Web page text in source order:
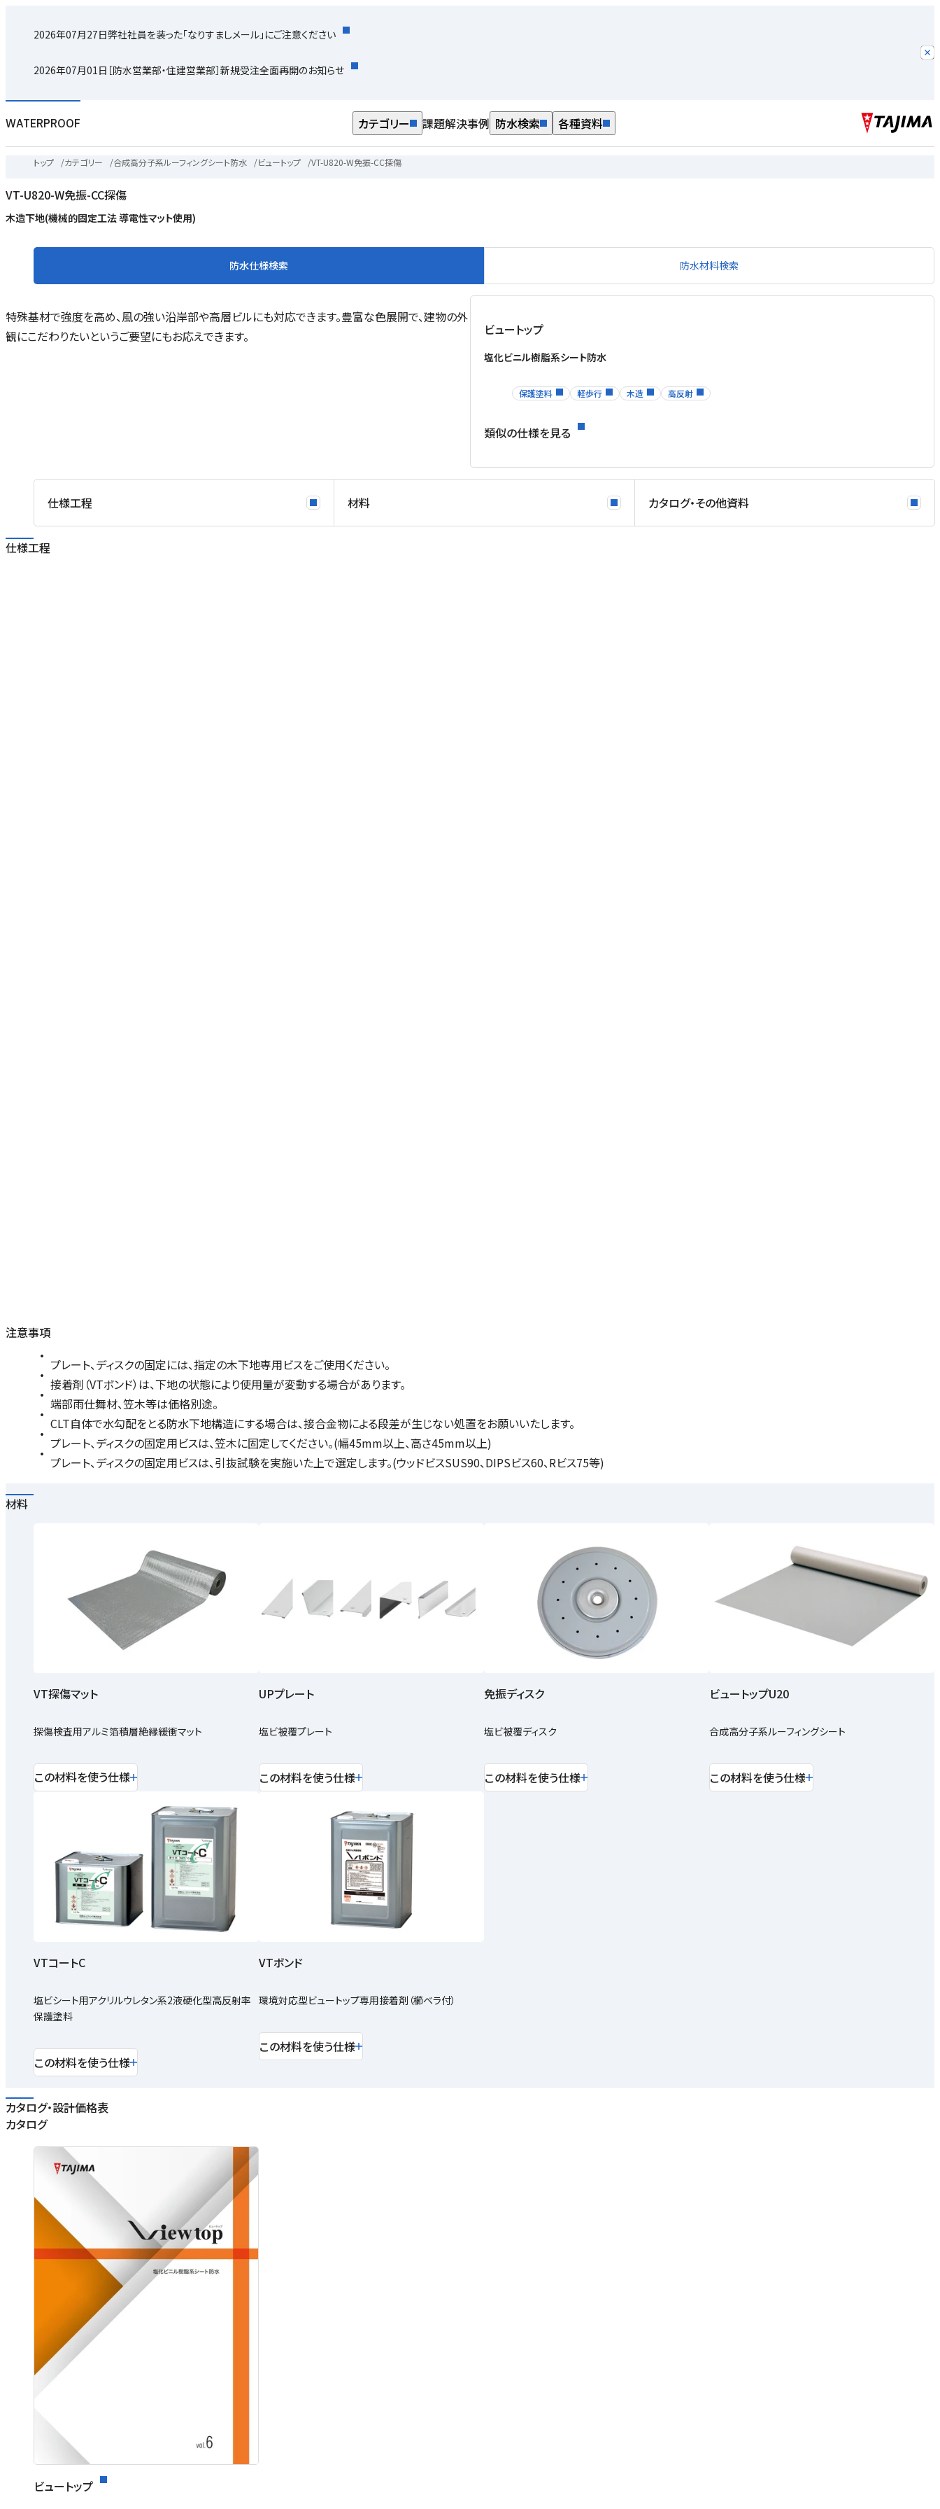
2026年07月27日弊社社員を装った「なりすましメール」にご注意ください
2026年07月01日 ［防水営業部・住建営業部］新規受注全面再開のお知らせ
WATERPROOF カテゴリー 課題解決事例 防水検索 各種資料
トップ /カテゴリー /合成高分子系ルーフィングシート防水 /ビュートップ /VT-U820-W免振-CC探傷
VT-U820-W免振-CC探傷
木造下地(機械的固定工法 導電性マット使用)
防水仕様検索 防水材料検索
特殊基材で強度を高め、風の強い沿岸部や高層ビルにも対応できます。豊富な色展開で、建物の外
観にこだわりたいというご要望にもお応えできます。
ビュートップ
塩化ビニル樹脂系シート防水
保護塗料 軽歩行 木造 高反射
類似の仕様を見る
仕様工程 材料 カタログ・その他資料
仕様工程
注意事項
プレート、ディスクの固定には、指定の木下地専用ビスをご使用ください。
接着剤（VTボンド）は、下地の状態により使用量が変動する場合があります。
端部雨仕舞材、笠木等は価格別途。
CLT自体で水勾配をとる防水下地構造にする場合は、接合金物による段差が生じない処置をお願いいたします。
プレート、ディスクの固定用ビスは、笠木に固定してください。(幅45mm以上、高さ45mm以上)
プレート、ディスクの固定用ビスは、引抜試験を実施いた上で選定します。(ウッドビスSUS90、DIPSビス60、Rビス75等)
材料
VT探傷マット
探傷検査用アルミ箔積層絶縁緩衝マット
この材料を使う仕様
UPプレート
塩ビ被覆プレート
この材料を使う仕様
免振ディスク
塩ビ被覆ディスク
この材料を使う仕様
ビュートップU20
合成高分子系ルーフィングシート
この材料を使う仕様
VTコートC
塩ビシート用アクリルウレタン系2液硬化型高反射率
保護塗料
この材料を使う仕様
VTボンド
環境対応型ビュートップ専用接着剤（櫛ベラ付）
この材料を使う仕様
カタログ・設計価格表
カタログ
ビュートップ